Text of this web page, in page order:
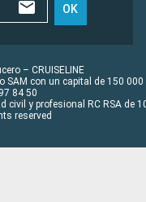
OK
– CRUISELINE
SAM con un capital de 150 000
84 50
y profesional RC RSA de
reserved